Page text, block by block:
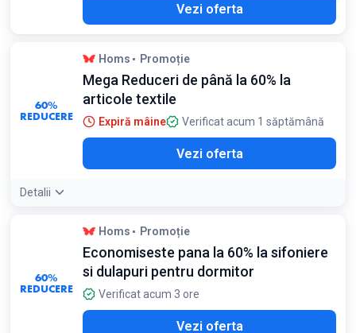
Vezi oferta
60%
REDUCERE
Homs Promoție
Mega Reduceri de până la 60% la
articole textile
Expiră mâine Verificat acum 1 săptămână
Vezi oferta
Detalii
60%
REDUCERE
Homs Promoție
Economiseste pana la 60% la sifoniere
si dulapuri pentru dormitor
Verificat acum 3 ore
Vezi oferta